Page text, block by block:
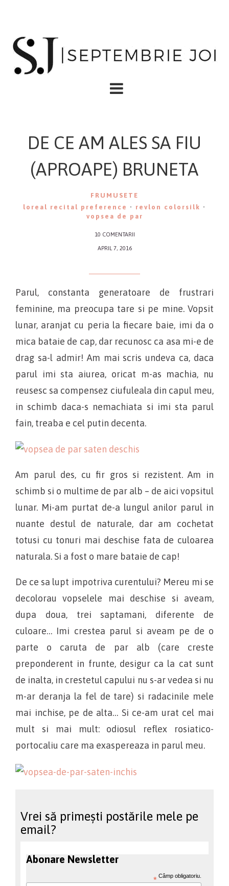
DE CE AM ALES SA FIU
(APROAPE) BRUNETA
FRUMUSETE
loreal recital preference · revlon colorsilk ·
vopsea de par
10 COMENTARII
APRIL 7, 2016
Parul, constanta generatoare de frustrari
feminine, ma preocupa tare si pe mine. Vopsit
lunar, aranjat cu peria la fiecare baie, imi da o
mica bataie de cap, dar recunosc ca asa mi-e de
drag sa-l admir! Am mai scris undeva ca, daca
parul imi sta aiurea, oricat m-as machia, nu
reusesc sa compensez ciufuleala din capul meu,
in schimb daca-s nemachiata si imi sta parul
fain, treaba e cel putin decenta.
Am parul des, cu fir gros si rezistent. Am in
schimb si o multime de par alb – de aici vopsitul
lunar. Mi-am purtat de-a lungul anilor parul in
nuante destul de naturale, dar am cochetat
totusi cu tonuri mai deschise fata de culoarea
naturala. Si a fost o mare bataie de cap!
De ce sa lupt impotriva curentului? Mereu mi se
decolorau vopselele mai deschise si aveam,
dupa doua, trei saptamani, diferente de
culoare… Imi crestea parul si aveam pe de o
parte o caruta de par alb (care creste
preponderent in frunte, desigur ca la cat sunt
de inalta, in crestetul capului nu s-ar vedea si nu
m-ar deranja la fel de tare) si radacinile mele
mai inchise, pe de alta… Si ce-am urat cel mai
mult si mai mult: odiosul reflex rosiatico-
portocaliu care ma exaspereaza in parul meu.
Vrei să primești postările mele pe
email?
Abonare Newsletter
* Câmp obligatoriu.